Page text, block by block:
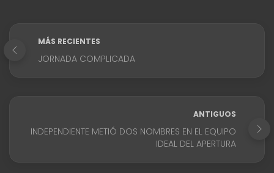
MÁS RECIENTES
JORNADA COMPLICADA
ANTIGUOS
INDEPENDIENTE METIÓ DOS NOMBRES EN EL EQUIPO
IDEAL DEL APERTURA